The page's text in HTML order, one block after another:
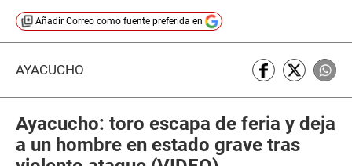
Añadir Correo como fuente preferida en
AYACUCHO
Ayacucho: toro escapa de feria y deja
a un hombre en estado grave tras